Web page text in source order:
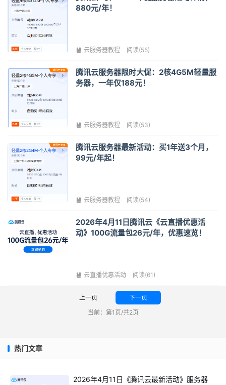
880元/年！
 云服务器教程 阅读(55)
腾讯云服务器限时大促：2核4G5M轻量服
务器，一年仅188元！
 云服务器教程 阅读(53)
腾讯云服务器最新活动：买1年送3个月，
99元/年起！
 云服务器教程 阅读(54)
2026年4月11日腾讯云《云直播优惠活
动》100G流量包26元/年，优惠速览！
 云直播优惠活动 阅读(61)
上一页
下一页
当前：第1页/共2页
热门文章
2026年4月11日《腾讯云最新活动》服务器